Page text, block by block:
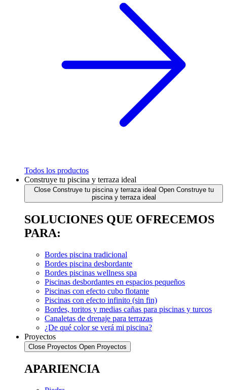
Todos los productos
Construye tu piscina y terraza ideal
Close Construye tu piscina y terraza ideal Open Construye tu
piscina y terraza ideal
SOLUCIONES QUE OFRECEMOS
PARA:
Bordes piscina tradicional
Bordes piscina desbordante
Bordes piscinas wellness spa
Piscinas desbordantes en espacios pequeños
Piscinas con efecto cubo flotante
Piscinas con efecto infinito (sin fin)
Bordes, toritos y medias cañas para piscinas y turcos
Canaletas de drenaje para terrazas
¿De qué color se verá mi piscina?
Proyectos
Close Proyectos Open Proyectos
APARIENCIA